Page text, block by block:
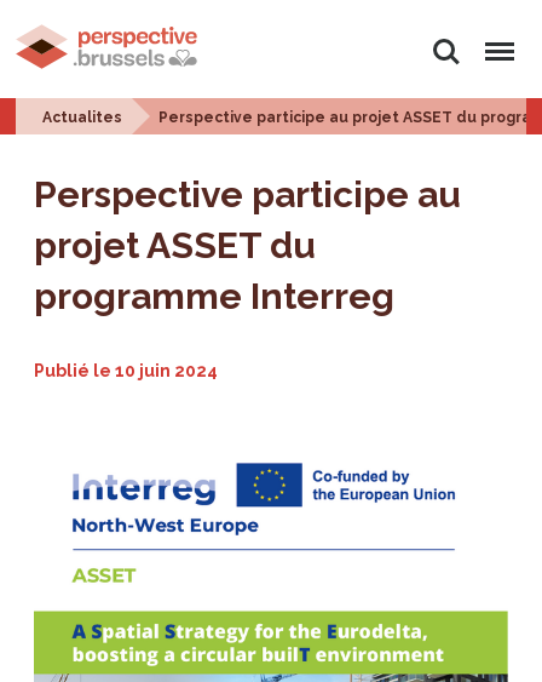
Rechercher
Menu
Actualites Perspective participe au projet ASSET du
Perspective participe au
projet ASSET du
programme Interreg
Publié le10 juin 2024